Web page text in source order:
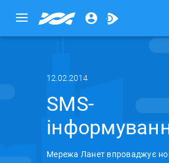
12.02.2014
SMS-
Мережа Ланет впроваджує